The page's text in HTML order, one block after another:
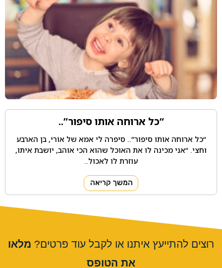
“כל ארוחה אותו סיפור”..
“כל ארוחה אותו סיפור”.. סיפרה לי אמא של אורי, בן הארבע
וחצי. “אני מכינה לו את האוכל שהוא הכי אוהב, יושבת איתו,
עוזרת לו לאכול..
המשך קריאה
רוצים להתייעץ איתנו או לקבל עוד פרטים? מלאו
את הטופס